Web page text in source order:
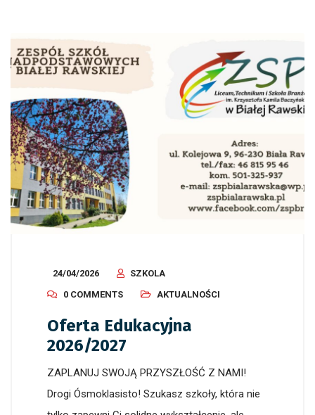
24/04/2026
SZKOLA
0 COMMENTS
AKTUALNOŚCI
Oferta Edukacyjna
2026/2027
ZAPLANUJ SWOJĄ PRZYSZŁOŚĆ Z NAMI!
Drogi Ósmoklasisto! Szukasz szkoły, która nie